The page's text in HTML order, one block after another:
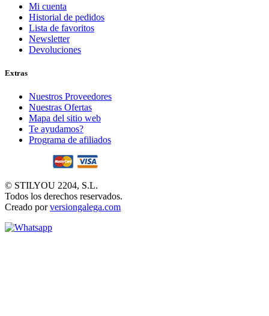
Mi cuenta
Historial de pedidos
Lista de favoritos
Newsletter
Devoluciones
Extras
Nuestros Proveedores
Nuestras Ofertas
Mapa del sitio web
Te ayudamos?
Programa de afiliados
© STILYOU 2204, S.L.
Todos los derechos reservados.
Creado porversiongalega.com